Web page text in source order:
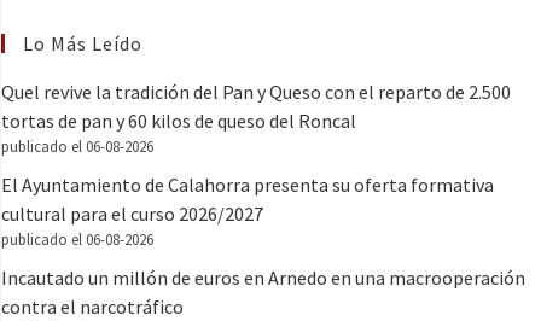
Lo Más Leído
Quel revive la tradición del Pan y Queso con el reparto de 2.500
tortas de pan y 60 kilos de queso del Roncal
publicado el 06-08-2026
El Ayuntamiento de Calahorra presenta su oferta formativa
cultural para el curso 2026/2027
publicado el 06-08-2026
Incautado un millón de euros en Arnedo en una macrooperación
contra el narcotráfico